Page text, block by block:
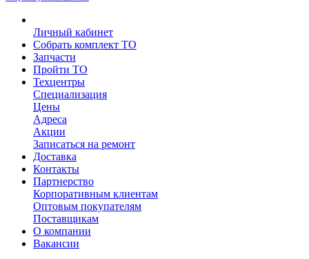
Личный кабинет
Собрать комплект ТО
Запчасти
Пройти ТО
Техцентры
Специализация
Цены
Адреса
Акции
Записаться на ремонт
Доставка
Контакты
Партнерство
Корпоративным клиентам
Оптовым покупателям
Поставщикам
О компании
Вакансии